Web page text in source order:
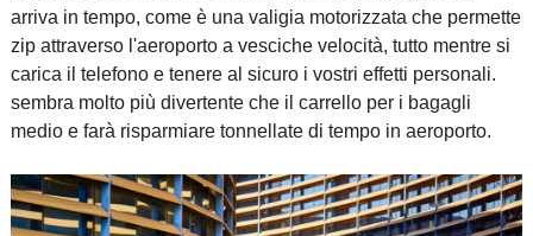
arriva in tempo, come è una valigia motorizzata che permette
zip attraverso l'aeroporto a vesciche velocità, tutto mentre si
carica il telefono e tenere al sicuro i vostri effetti personali.
sembra molto più divertente che il carrello per i bagagli
medio e farà risparmiare tonnellate di tempo in aeroporto.